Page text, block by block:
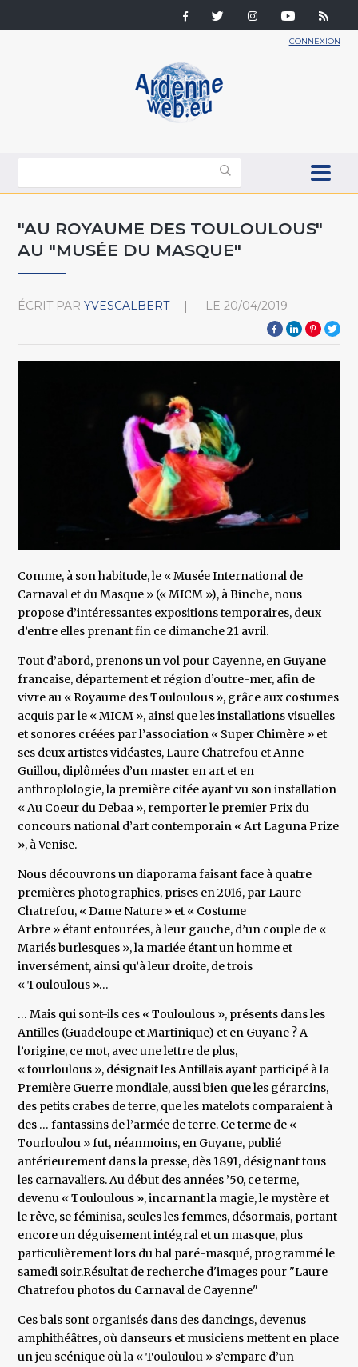
CONNEXION
"AU ROYAUME DES TOULOULOUS"
AU "MUSÉE DU MASQUE"
ÉCRIT PAR YVESCALBERT LE 20/04/2019
Comme, à son habitude, le « Musée International de
Carnaval et du Masque » (« MICM »), à Binche, nous
propose d’intéressantes expositions temporaires, deux
d’entre elles prenant fin ce dimanche 21 avril.
Tout d’abord, prenons un vol pour Cayenne, en Guyane
française, département et région d’outre-mer, afin de
vivre au « Royaume des Touloulous », grâce aux costumes
acquis par le « MICM », ainsi que les installations visuelles
et sonores créées par l’association « Super Chimère » et
ses deux artistes vidéastes, Laure Chatrefou et Anne
Guillou, diplômées d’un master en art et en
anthroplologie, la première citée ayant vu son installation
« Au Coeur du Debaa », remporter le premier Prix du
concours national d’art contemporain « Art Laguna Prize
», à Venise.
Nous découvrons un diaporama faisant face à quatre
premières photographies, prises en 2016, par Laure
Chatrefou, « Dame Nature » et « Costume
Arbre » étant entourées, à leur gauche, d’un couple de «
Mariés burlesques », la mariée étant un homme et
inversément, ainsi qu’à leur droite, de trois
« Touloulous »…
… Mais qui sont-ils ces « Touloulous », présents dans les
Antilles (Guadeloupe et Martinique) et en Guyane ? A
l’origine, ce mot, avec une lettre de plus,
« tourloulous », désignait les Antillais ayant participé à la
Première Guerre mondiale, aussi bien que les gérarcins,
des petits crabes de terre, que les matelots comparaient à
des … fantassins de l’armée de terre. Ce terme de «
Tourloulou » fut, néanmoins, en Guyane, publié
antérieurement dans la presse, dès 1891, désignant tous
les carnavaliers. Au début des années ’50, ce terme,
devenu « Touloulous », incarnant la magie, le mystère et
le rêve, se féminisa, seules les femmes, désormais, portant
encore un déguisement intégral et un masque, plus
particulièrement lors du bal paré-masqué, programmé le
samedi soir.Résultat de recherche d'images pour "Laure
Chatrefou photos du Carnaval de Cayenne"
Ces bals sont organisés dans des dancings, devenus
amphithéâtres, où danseurs et musiciens mettent en place
un jeu scénique où la « Touloulou » s’empare d’un